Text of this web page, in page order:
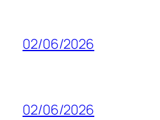
02/06/2026
02/06/2026